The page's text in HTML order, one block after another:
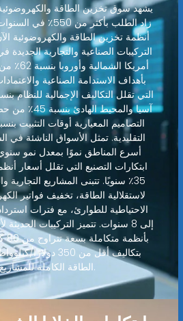
يشهد سوق تخزين الطاقة
زاد الطلب بأكثر من
التركيبات الصناعية والتجارية الجديدة
أمريكا
بأهداف الاستدامة الصناعية
آسيا والمحيط
التقليدية. تمثل الأسواق الناشئة في
ابتكارات التصنيع التي تقلل أسعار
35٪ سنويًا. تتبنى المشاريع
لاستقلالية الطاقة، تخفيف فواتير
إلى 8 سنوات. تتميز التركيبات
بتكاليف أقل من 350
الطاقة الكاملة للمشاريع الصناعية.